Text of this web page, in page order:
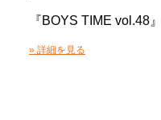
『BOYS TIME vol.48』
» 詳細を見る